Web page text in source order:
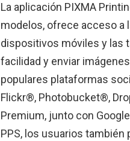
La aplicación PIXMA
modelos, ofrece acceso a
dispositivos móviles y las
facilidad y enviar
populares plataformas
Flickr®, Photobucket®,
Premium, junto con
PPS, los usuarios también